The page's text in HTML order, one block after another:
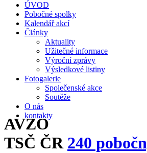
ÚVOD
Pobočné spolky
Kalendář akcí
Články
Aktuality
Užitečné informace
Výroční zprávy
Výsledkové listiny
Fotogalerie
Společenské akce
Soutěže
O nás
kontakty
AVZO
TSČ ČR 240